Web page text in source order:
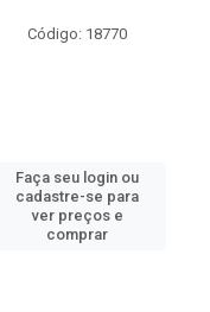
Código: 18770
Faça seu login ou
cadastre-se para
ver preços e
comprar